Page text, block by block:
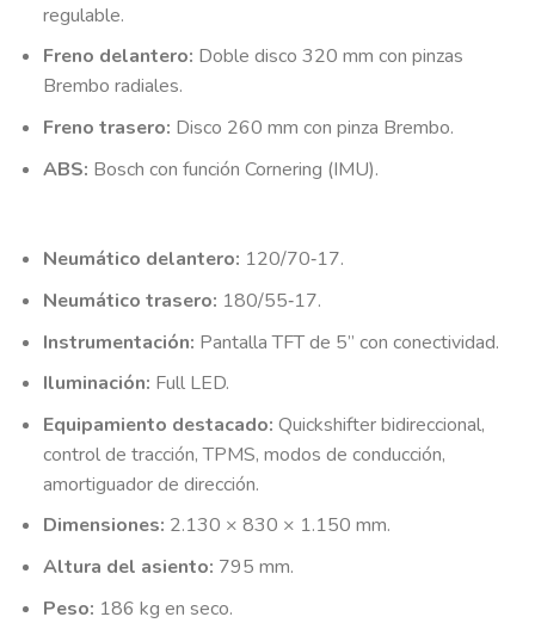
regulable.
Freno delantero: Doble disco 320 mm con pinzas
Brembo radiales.
Freno trasero: Disco 260 mm con pinza Brembo.
ABS: Bosch con función Cornering (IMU).
Neumático delantero: 120/70‑17.
Neumático trasero: 180/55‑17.
Instrumentación: Pantalla TFT de 5” con conectividad.
Iluminación: Full LED.
Equipamiento destacado: Quickshifter bidireccional,
control de tracción, TPMS, modos de conducción,
amortiguador de dirección.
Dimensiones: 2.130 × 830 × 1.150 mm.
Altura del asiento: 795 mm.
Peso: 186 kg en seco.